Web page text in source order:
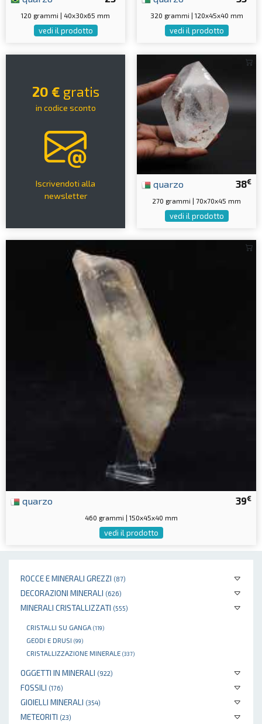
ROCCE E MINERALI GREZZI (87)
DECORAZIONI MINERALI (626)
MINERALI CRISTALLIZZATI (555)
CRISTALLI SU GANGA (119)
GEODI E DRUSI (99)
CRISTALLIZZAZIONE MINERALE (337)
OGGETTI IN MINERALI (922)
FOSSILI (176)
GIOIELLI MINERALI (354)
METEORITI (23)
120 grammi | 40x30x65 mm
vedi il prodotto
320 grammi | 120x45x40 mm
vedi il prodotto
20 € gratis
in codice sconto
Iscrivendoti alla
newsletter
38€
quarzo
270 grammi | 70x70x45 mm
vedi il prodotto
39€
quarzo
460 grammi | 150x45x40 mm
vedi il prodotto